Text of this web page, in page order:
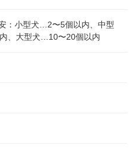
：小型犬…2〜5個以内、中型
、大型犬…10〜20個以内